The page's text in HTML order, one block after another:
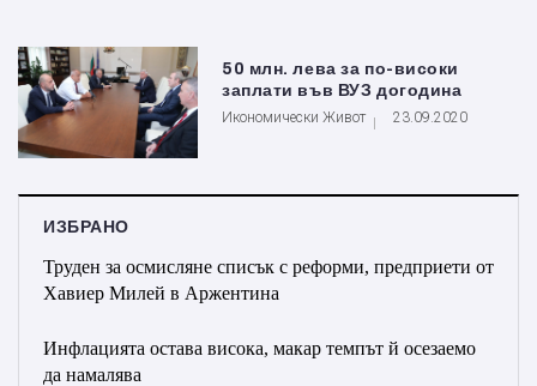
50 млн. лева за по-високи
заплати във ВУЗ догодина
Икономически Живот 23.09.2020
ИЗБРАНО
Труден за осмисляне списък с реформи, предприети от
Хавиер Милей в Аржентина
Инфлацията остава висока, макар темпът й осезаемо
да намалява